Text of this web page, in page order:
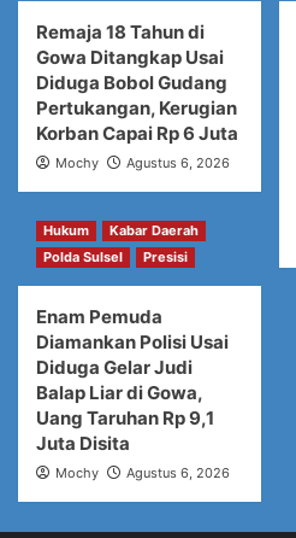
Remaja 18 Tahun di
Gowa Ditangkap Usai
Diduga Bobol Gudang
Pertukangan, Kerugian
Korban Capai Rp 6 Juta
Mochy Agustus 6, 2026
Hukum
Kabar Daerah
Polda Sulsel
Presisi
Enam Pemuda
Diamankan Polisi Usai
Diduga Gelar Judi
Balap Liar di Gowa,
Uang Taruhan Rp 9,1
Juta Disita
Mochy Agustus 6, 2026